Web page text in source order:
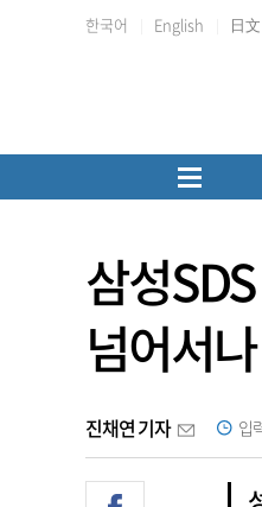
한국어 English 日文
삼성
넘어서나
진채연 기자 입